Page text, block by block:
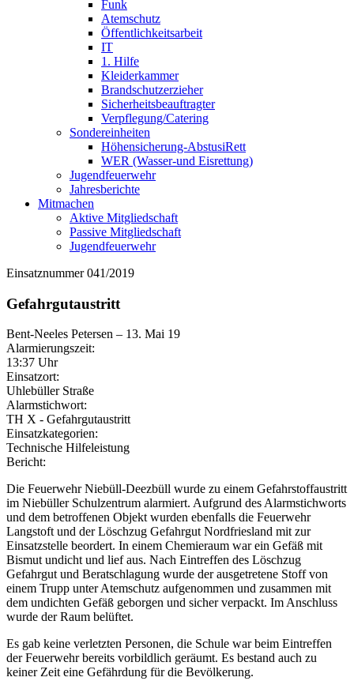
Funk
Atemschutz
Öffentlichkeitsarbeit
IT
1. Hilfe
Kleiderkammer
Brandschutzerzieher
Sicherheitsbeauftragter
Verpflegung/Catering
Sondereinheiten
Höhensicherung-AbstusiRett
WER (Wasser-und Eisrettung)
Jugendfeuerwehr
Jahresberichte
Mitmachen
Aktive Mitgliedschaft
Passive Mitgliedschaft
Jugendfeuerwehr
Einsatznummer 041/2019
Gefahrgutaustritt
Bent-Neeles Petersen – 13. Mai 19
Alarmierungszeit:
13:37 Uhr
Einsatzort:
Uhlebüller Straße
Alarmstichwort:
TH X - Gefahrgutaustritt
Einsatzkategorien:
Technische Hilfeleistung
Bericht:
Die Feuerwehr Niebüll-Deezbüll wurde zu einem Gefahrstoffaustritt
im Niebüller Schulzentrum alarmiert. Aufgrund des Alarmstichworts
und dem betroffenen Objekt wurden ebenfalls die Feuerwehr
Langstoft und der Löschzug Gefahrgut Nordfriesland mit zur
Einsatzstelle beordert. In einem Chemieraum war ein Gefäß mit
Bismut undicht und lief aus. Nach Eintreffen des Löschzug
Gefahrgut und Beratschlagung wurde der ausgetretene Stoff von
einem Trupp unter Atemschutz aufgenommen und zusammen mit
dem undichten Gefäß geborgen und sicher verpackt. Im Anschluss
wurde der Raum belüftet.
Es gab keine verletzten Personen, die Schule war beim Eintreffen
der Feuerwehr bereits vorbildlich geräumt. Es bestand auch zu
keiner Zeit eine Gefährdung für die Bevölkerung.